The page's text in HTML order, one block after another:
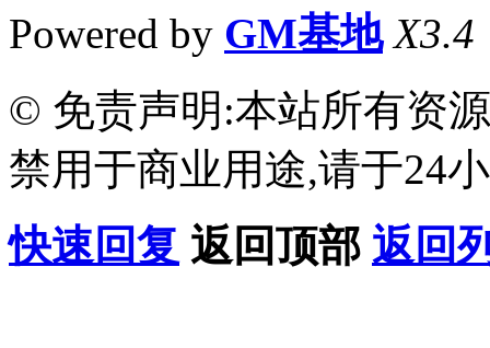
Powered by GM基地 X3.4
© 免责声明:本站所有资
禁用于商业用途,请于24
快速回复 返回顶部 返回